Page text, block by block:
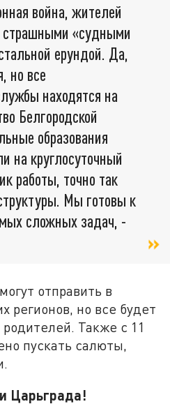
война, жителей
страшными «судными
ерундой. Да,
но все
находятся на
Белгородской
образования
на круглосуточный
работы, точно так
Мы готовы к
сложных задач, -
отправить в
регионов, но все будет
Также с 11
пускать салюты,
Царьграда!